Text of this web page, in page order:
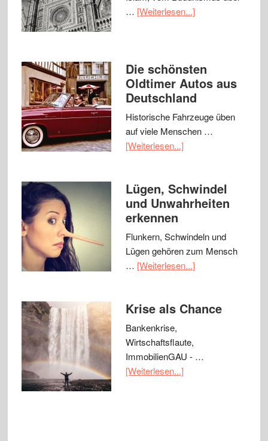
… [Weiterlesen...]
Die schönsten
Oldtimer Autos aus
Deutschland
Historische Fahrzeuge üben
auf viele Menschen …
[Weiterlesen...]
Lügen, Schwindel
und Unwahrheiten
erkennen
Flunkern, Schwindeln und
Lügen gehören zum Mensch
… [Weiterlesen...]
Krise als Chance
Bankenkrise,
Wirtschaftsflaute,
ImmobilienGAU - …
[Weiterlesen...]